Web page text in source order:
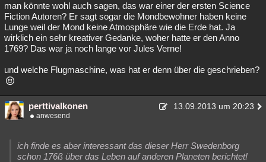
man könnte wohl auch sagen, das war einer der ersten Science
Fiction Autoren? Er sagt sogar die Mondbewohner haben keine
Lunge weil der Mond keine Atmosphäre wie die Erde hat. Ja
wirklich ein sehr kreativer Gedanke, woher hatte er den Anno
1769? Das war ja noch lange vor Jules Verne!
und welche Flugmaschine, was hat er denn über die geschrieben?
perttivalkonen 13.09.2013 um 20:23
anwesend
ich finde es aber interessant das dieser Herr Swedenborg
schon 176ß über das Leben auf anderen Planeten berichtet!